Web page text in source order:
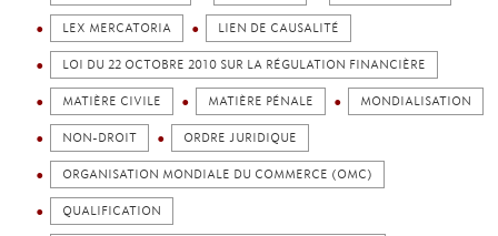
LEX MERCATORIA LIEN DE CAUSALITÉ
LOI DU 22 OCTOBRE 2010 SUR LA RÉGULATION FINANCIÈRE
MATIÈRE CIVILE MATIÈRE PÉNALE MONDIALISATION
NON-DROIT ORDRE JURIDIQUE
ORGANISATION MONDIALE DU COMMERCE (OMC)
QUALIFICATION